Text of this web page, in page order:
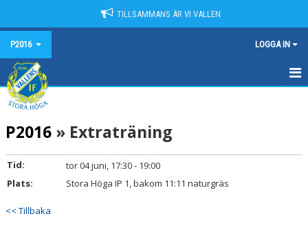
TILLSAMMANS ÄR VI VALLEN
P2016 LOGGA IN
HEM
NYHETER
KALENDER
MATCHER
TRUPPEN
P2016 » Extraträning
Tid:
tor 04 juni, 17:30 - 19:00
Plats:
Stora Höga IP 1, bakom 11:11 naturgräs
<< Tillbaka